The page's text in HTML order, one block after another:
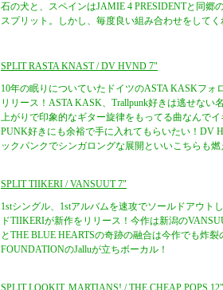
石の犬と、スペインはJAMIE 4 PRESIDENTと同郷
スプリット。しかし、毎度良い組み合わせをしてく
SPLIT RASTA KNAST / DV HVND 7"
10年の眠りについていたドイツのASTA KASKフォ
リリース！ASTA KASK、Trallpunk好きは逃せない
上がりで印象的なギター旋律をもってる曲なんでイ
PUNK好きにも余裕で手に入れてもらいたい！DV
ックパンクでシンガロングな展開といいこちらも燃
SPLIT TIIKERI / VANSUUT 7"
1stシングル、1stアルバムを速攻でソールドアウト
ドTIIKERIが新作をリリース！今作は新潟の
とTHE BLUE HEARTSの奇跡の融合は今作でも炸
FOUNDATIONのJalluが立ちボーカル！
SPLIT LOOKIT, MARTIANS! / THE CHEAP POPS 12"